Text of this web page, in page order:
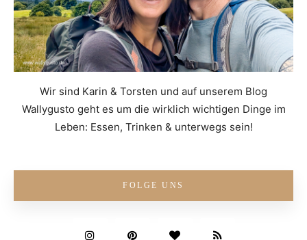
Wir sind Karin & Torsten und auf unserem Blog
Wallygusto geht es um die wirklich wichtigen Dinge im
Leben: Essen, Trinken & unterwegs sein!
FOLGE UNS